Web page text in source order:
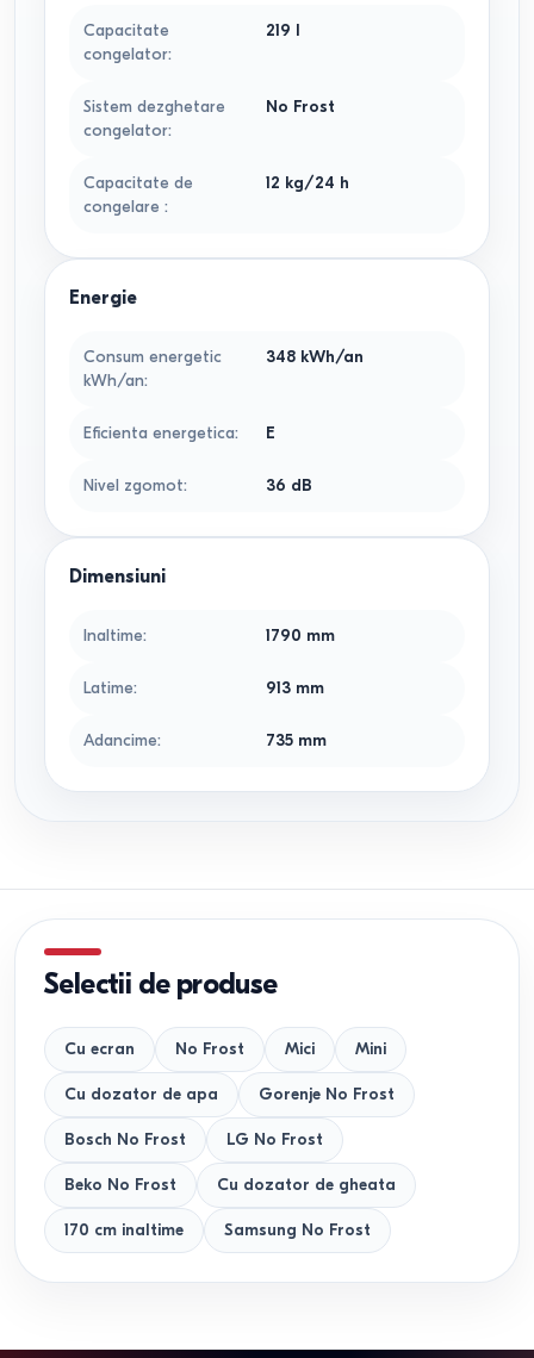
Capacitate
congelator:
219 l
Sistem dezghetare
congelator:
No Frost
Capacitate de
congelare :
12 kg/24 h
Energie
Consum energetic
kWh/an:
348kWh/an
Eficienta energetica: E
Nivel zgomot: 36 dB
Dimensiuni
Inaltime: 1790 mm
Latime: 913mm
Adancime: 735mm
Selectii de produse
Cu ecran No Frost Mici Mini
Cu dozator de apa Gorenje No Frost
Bosch No Frost LG No Frost
Beko No Frost Cu dozator de gheata
170 cm inaltime Samsung No Frost